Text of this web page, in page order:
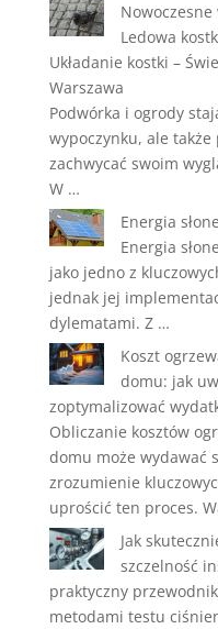
Ledowa
Układanie kostki –
Warszawa
Podwórka i ogrody
wypoczynku, ale
zachwycać swoim
W …
Energia
Energia
jako jedno z
jednak jej
dylematami. Z …
Koszt
domu: jak
zoptymalizować
Obliczanie kosztów
domu może wydawać
zrozumienie
uprościć ten proces.
Jak
szczelność
praktyczny
metodami testu